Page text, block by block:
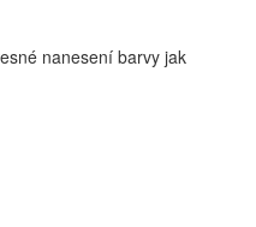
nanesení barvy jak